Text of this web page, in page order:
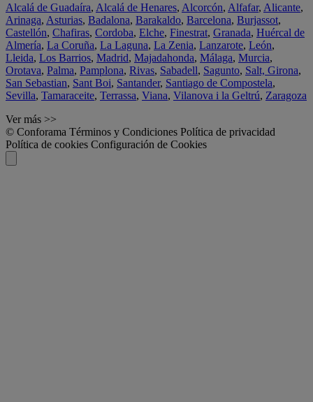
Alcalá de Guadaíra, Alcalá de Henares, Alcorcón, Alfafar, Alicante,
Arinaga, Asturias, Badalona, Barakaldo, Barcelona, Burjassot,
Castellón, Chafiras, Cordoba, Elche, Finestrat, Granada, Huércal de
Almería, La Coruña, La Laguna, La Zenia, Lanzarote, León,
Lleida, Los Barrios, Madrid, Majadahonda, Málaga, Murcia,
Orotava, Palma, Pamplona, Rivas, Sabadell, Sagunto, Salt, Girona,
San Sebastian, Sant Boi, Santander, Santiago de Compostela,
Sevilla, Tamaraceite, Terrassa, Viana, Vilanova i la Geltrú, Zaragoza
Ver más >>
© Conforama Términos y Condiciones Política de privacidad
Política de cookies Configuración de Cookies